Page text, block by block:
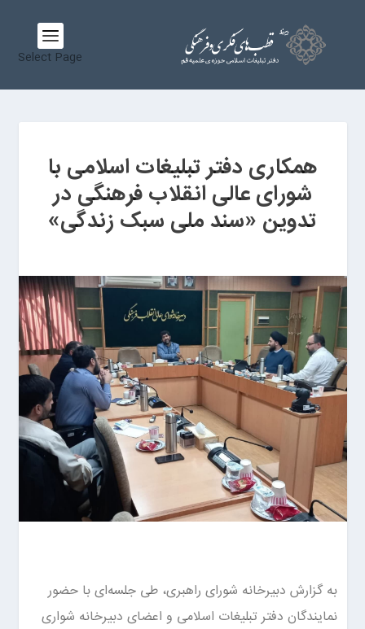
Select Page
همکاری دفتر تبلیغات اسلامی با
شورای عالی انقلاب فرهنگی در
تدوین «سند ملی سبک زندگی»
به گزارش دبیرخانه شورای راهبری، طی جلسه‌ای با حضور
نمایندگان دفتر تبلیغات اسلامی و اعضای دبیرخانه شواری